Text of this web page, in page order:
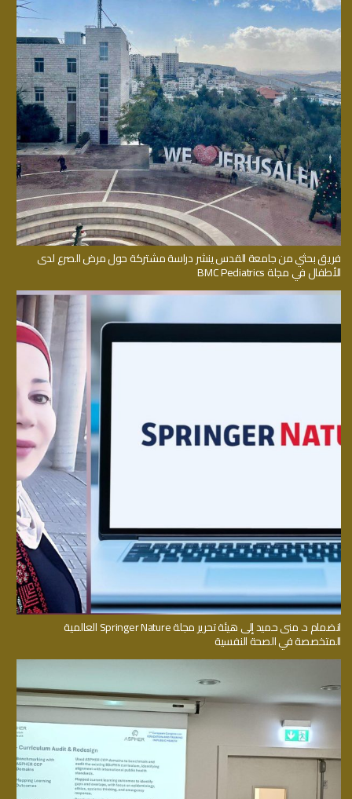
فريق بحثي من جامعة القدس ينشر دراسة مشتركة حول مرض الصرع لدى
الأطفال في مجلة BMC Pediatrics
انضمام د. منى حميد إلى هيئة تحرير مجلة Springer Nature العالمية
المتخصصة في الصحة النفسية